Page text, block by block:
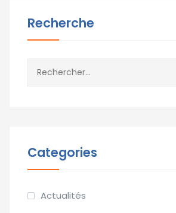
Recherche
Categories
Actualités